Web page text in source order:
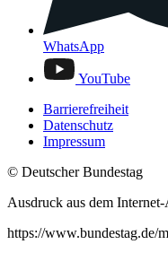
WhatsApp
YouTube
Barrierefreiheit
Datenschutz
Impressum
© Deutscher Bundestag
Ausdruck aus dem
https://www.bundestag.de/